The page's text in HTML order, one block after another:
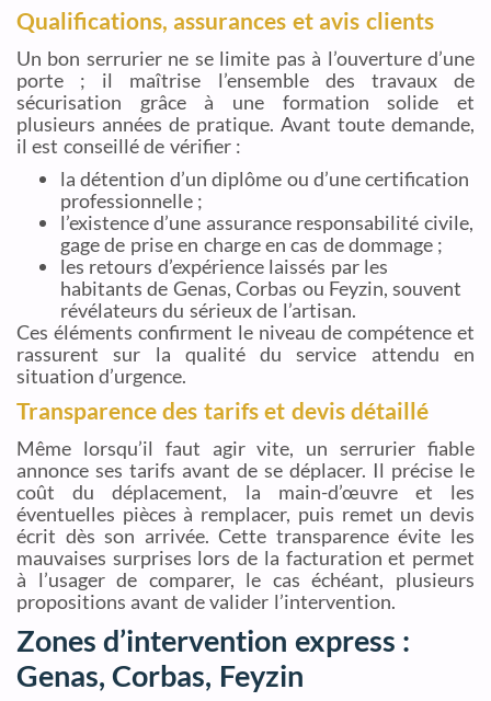
Qualifications, assurances et avis clients
Un bon serrurier ne se limite pas à l’ouverture d’une
porte ; il maîtrise l’ensemble des travaux de
sécurisation grâce à une formation solide et
plusieurs années de pratique. Avant toute demande,
il est conseillé de vérifier :
la détention d’un diplôme ou d’une certification
professionnelle ;
l’existence d’une assurance responsabilité civile,
gage de prise en charge en cas de dommage ;
les retours d’expérience laissés par les
habitants de Genas, Corbas ou Feyzin, souvent
révélateurs du sérieux de l’artisan.
Ces éléments confirment le niveau de compétence et
rassurent sur la qualité du service attendu en
situation d’urgence.
Transparence des tarifs et devis détaillé
Même lorsqu’il faut agir vite, un serrurier fiable
annonce ses tarifs avant de se déplacer. Il précise le
coût du déplacement, la main-d’œuvre et les
éventuelles pièces à remplacer, puis remet un devis
écrit dès son arrivée. Cette transparence évite les
mauvaises surprises lors de la facturation et permet
à l’usager de comparer, le cas échéant, plusieurs
propositions avant de valider l’intervention.
Zones d’intervention express :
Genas, Corbas, Feyzin